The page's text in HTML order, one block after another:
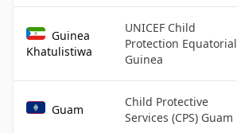
Guinea
Khatulistiwa
UNICEF Child
Protection Equatorial
Guinea
Guam
Child Protective
Services (CPS) Guam